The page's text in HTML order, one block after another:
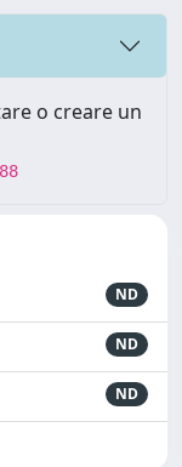
o creare un
ND
ND
ND